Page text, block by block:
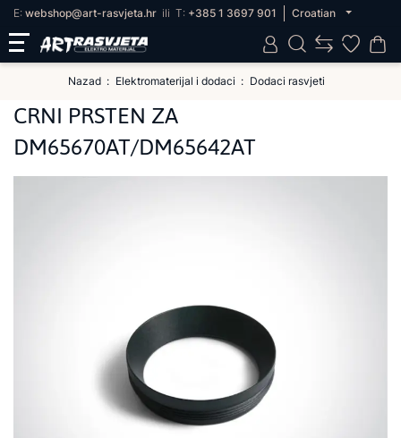
E: webshop@art-rasvjeta.hr ili T: +385 1 3697 901 Croatian
Nazad Elektromaterijal i dodaci Dodaci rasvjeti
CRNI PRSTEN ZA
DM65670AT/DM65642AT